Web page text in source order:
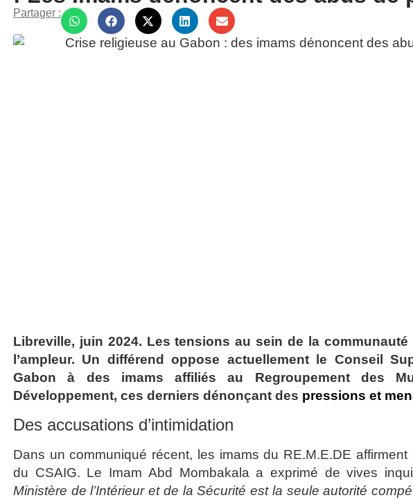
Partager :
Libreville, juin 2024. Les tensions au sein de la
l’ampleur. Un différend oppose actuellement le Conseil
Gabon à des imams affiliés au Regroupement des
Développement, ces derniers dénonçant des pressions et
Des accusations d’intimidation
Dans un communiqué récent, les imams du RE.M.E.DE
du CSAIG. Le Imam Abd Mombakala a exprimé de vives
Ministère de l’Intérieur et de la Sécurité est la seule autorité